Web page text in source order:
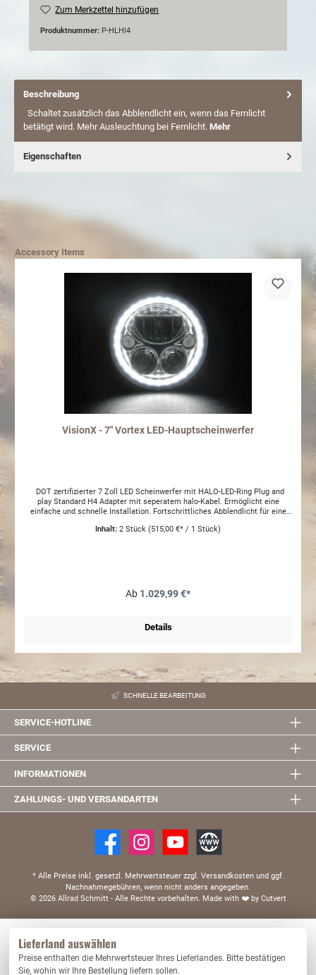
Zum Merkzettel hinzufügen
Produktnummer: P-HLHI4
Beschreibung
Schaltet zusätzlich das Abblendlicht ein, wenn das Fernlicht
betätigt wird. Mehr Ausleuchtung bei Fernlicht. Mehr
Eigenschaften
Accessory Items
VisionX - 7" Vortex LED-Hauptscheinwerfer
play Standard H4 Adapter mit seperatem halo-Kabel. Ermöglicht eine
einfache und schnelle Installation. Fortschrittliches Abblendlicht für eine
Kombination aus 1 x 25 Watt und 2 x 5 Watt LED's! Das Fernlicht nutzt 2 x 10
verwendet werden. Kein Tagfahrlicht
Inhalt: 2 Stück (515,00 €* / 1 Stück)
Ab 1.029,99 €*
Details
SCHNELLE BEARBEITUNG
SERVICE-HOTLINE
SERVICE
INFORMATIONEN
ZAHLUNGS- UND VERSANDARTEN
* Alle Preise inkl. gesetzl. Mehrwertsteuer zzgl. Versandkosten und ggf.
Nachnahmegebühren, wenn nicht anders angegeben.
© 2026 Allrad Schmitt - Alle Rechte vorbehalten. Made with ❤️by Cutvert
Lieferland auswählen
Preise enthalten die Mehrwertsteuer Ihres Lieferlandes. Bitte bestätigen
Sie, wohin wir Ihre Bestellung liefern sollen.
Nur technisch notwendige Konfigurieren